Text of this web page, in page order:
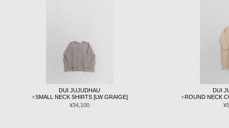
DUI JUJUDHAU
♀SMALL NECK SHIRTS [LW GRAIGE]
¥34,100
DUI
♀ROUND NECK